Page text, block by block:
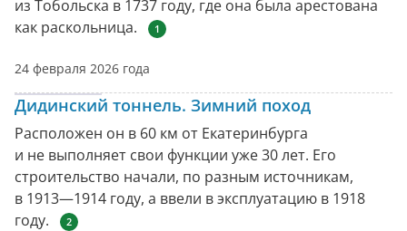
из Тобольска в 1737 году, где она была арестована
как раскольница.
1
24 февраля 2026 года
Дидинский тоннель. Зимний поход
Расположен он в 60 км от Екатеринбурга
и не выполняет свои функции уже 30 лет. Его
строительство начали, по разным источникам,
в 1913—1914 году, а ввели в эксплуатацию в 1918
году.
2